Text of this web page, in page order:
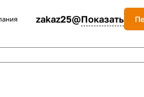
zakaz25@Показать